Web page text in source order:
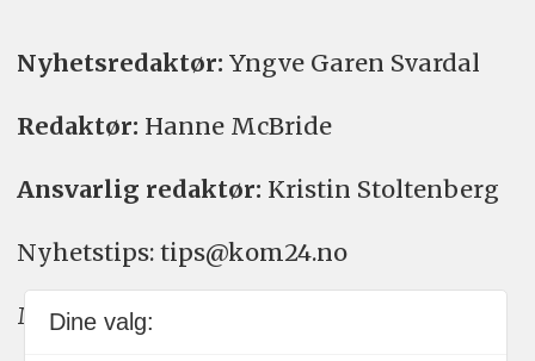
Nyhetsredaktør: Yngve Garen Svardal
Redaktør: Hanne McBride
Ansvarlig redaktør: Kristin Stoltenberg
Nyhetstips: tips@kom24.no
Meninger: meninger@kom24.no
Dine valg: